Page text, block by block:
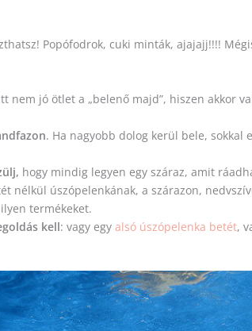
Popófodrok, cuki minták, ajajajj!!!!
nem jó ötlet a „belenő majd”, hiszen akkor
. Ha nagyobb dolog kerül bele, sokkal
hogy mindig legyen egy száraz, amit
nélkül úszópelenkának, a szárazon,
termékeket.
kell: vagy egyalsó úszópelenka betét,